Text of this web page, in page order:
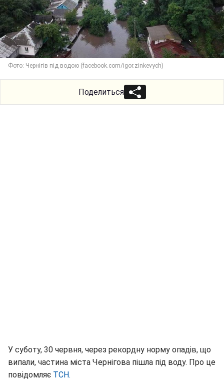
Фото: Чернігів під водою (facebook.com/igor.zinkevych)
Поделиться
У суботу, 30 червня, через рекордну норму опадів, що
випали, частина міста Чернігова пішла під воду. Про це
повідомляє ТСН.